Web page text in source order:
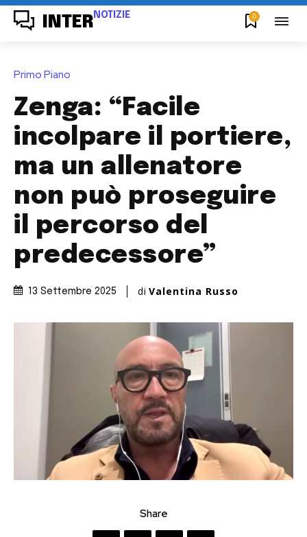
INTER NOTIZIE 0
Primo Piano
Zenga: “Facile
incolpare il portiere,
ma un allenatore
non può proseguire
il percorso del
predecessore”
13 Settembre 2025 di Valentina Russo
Share